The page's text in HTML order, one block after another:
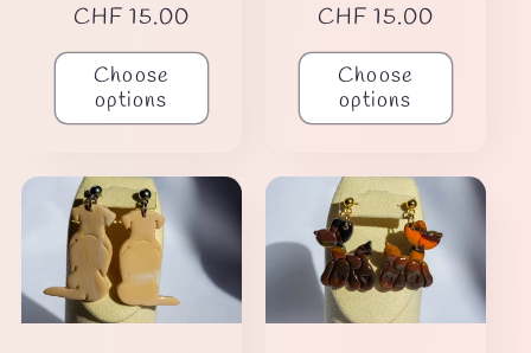
Regular
price
CHF 15.00
Choose
options
Regular
price
CHF 15.00
Choose
options